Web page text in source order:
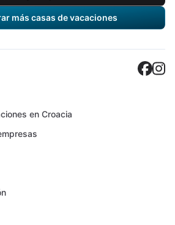
más casas de vacaciones
en Croacia